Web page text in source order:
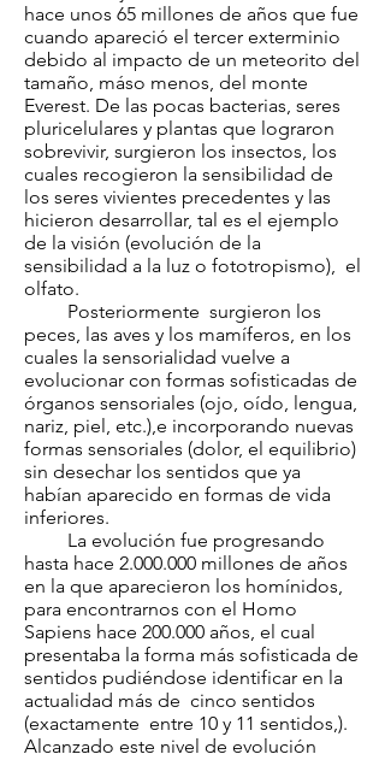
hace unos 65 millones de años que fue
cuando apareció el tercer exterminio
debido al impacto de un meteorito del
tamaño, máso menos, del monte
Everest. De las pocas bacterias, seres
pluricelulares y plantas que lograron
sobrevivir, surgieron los insectos, los
cuales recogieron la sensibilidad de
los seres vivientes precedentes y las
hicieron desarrollar, tal es el ejemplo
de la visión (evolución de la
sensibilidad a la luz o fototropismo), el
olfato.
Posteriormente surgieron los
peces, las aves y los mamíferos, en los
cuales la sensorialidad vuelve a
evolucionar con formas sofisticadas de
órganos sensoriales (ojo, oído, lengua,
nariz, piel, etc.),e incorporando nuevas
formas sensoriales (dolor, el equilibrio)
sin desechar los sentidos que ya
habían aparecido en formas de vida
inferiores.
La evolución fue progresando
hasta hace 2.000.000 millones de años
en la que aparecieron los homínidos,
para encontrarnos con el Homo
Sapiens hace 200.000 años, el cual
presentaba la forma más sofisticada de
sentidos pudiéndose identificar en la
actualidad más de cinco sentidos
(exactamente entre 10 y 11 sentidos,).
Alcanzado este nivel de evolución